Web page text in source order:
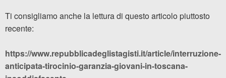
Ti consigliamo anche la lettura di questo articolo piuttosto
recente:
https://www.repubblicadeglistagisti.it/article/interruzione-
anticipata-tirocinio-garanzia-giovani-in-toscana-